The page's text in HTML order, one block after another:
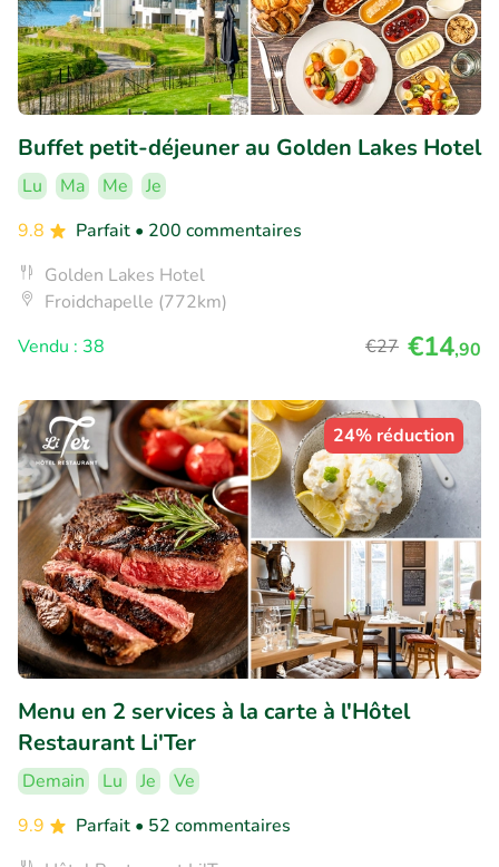
Buffet petit-déjeuner au Golden Lakes Hotel
Lu Ma Me
Je
9.8
Parfait • 200 commentaires
Golden Lakes Hotel
Froidchapelle (772km)
Vendu : 38
€27 €14,90
24% réduction
Menu en 2 services à la carte à l'Hôtel
Restaurant Li'Ter
Demain Lu Je
Ve
9.9
Parfait • 52 commentaires